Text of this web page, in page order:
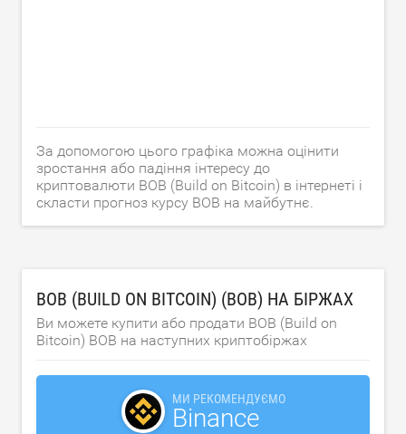
За допомогою цього графіка можна оцінити
зростання або падіння інтересу до
криптовалюти BOB (Build on Bitcoin) в інтернеті і
скласти прогноз курсу BOB на майбутнє.
BOB (BUILD ON BITCOIN) (BOB) НА БІРЖАХ
Ви можете купити або продати BOB (Build on
Bitcoin) BOB на наступних криптобіржах
МИ РЕКОМЕНДУЄМО
Binance